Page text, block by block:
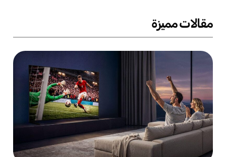
مقالات مميزة